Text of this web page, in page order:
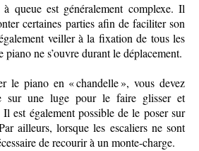
queue est généralement complexe. Il
certaines parties afin de faciliter son
veiller à la fixation de tous les
piano ne s’ouvre durant le déplacement.
le piano en « chandelle », vous devez
sur une luge pour le faire glisser et
est également possible de le poser sur
ailleurs, lorsque les escaliers ne sont
de recourir à un monte-charge.